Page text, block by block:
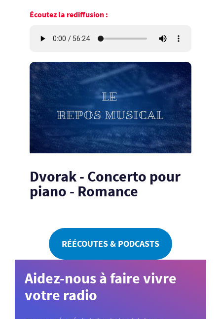
Écoutez la rediffusion :
Dvorak - Concerto pour
piano - Romance
RÉÉCOUTES & PODCASTS
Aidez-nous à faire vivre
votre radio